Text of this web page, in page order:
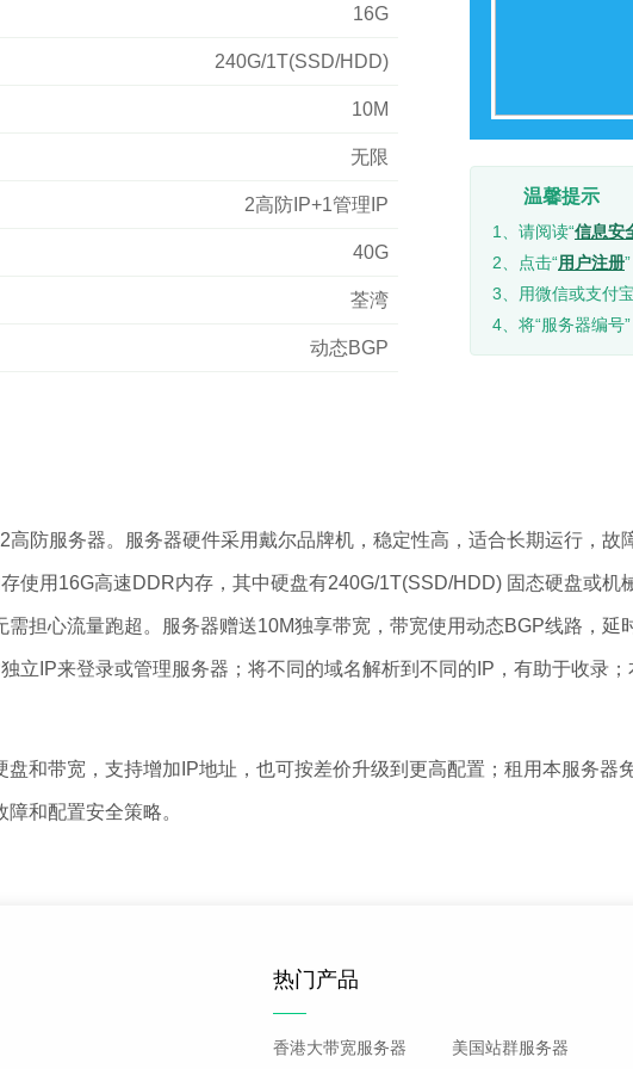
16G
240G/1T(SSD/HDD)
10M
无限
2高防IP+1管理IP
40G
荃湾
动态BGP
温馨提示
1、请阅读“信息安
2、点击“用户注册
3、用微信或支付
4、将“服务器编号
服务器。服务器硬件采用戴尔品牌机，稳定性高，适合长期运行，故
使用16G高速DDR内存，其中硬盘有240G/1T(SSD/HDD) 固态硬盘或
担心流量跑超。服务器赠送10M独享带宽，带宽使用动态BGP线路，延
立IP来登录或管理服务器；将不同的域名解析到不同的IP，有助于收录
带宽，支持增加IP地址，也可按差价升级到更高配置；租用本服务器
和配置安全策略。
热门产品
香港大带宽服务器 美国站群服务器